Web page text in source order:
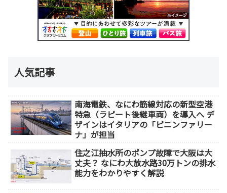
人気記事
南海電鉄、なにわ筋線対応の新型空港
特急（ラピート後継車両）を導入へ デ
ザインはイタリアの「ピニンファリー
ナ」が担当
住之江抽水所のポンプ故障で大阪は大
丈夫？ なにわ大放水路30万トンの排水
能力をわかりやすく解説